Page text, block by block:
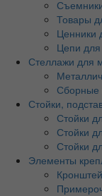
Товары
Ценники
Цепи
Стеллажи для
Сборные
Стойки,
Стойки
Стойки
Стойки
Элементы